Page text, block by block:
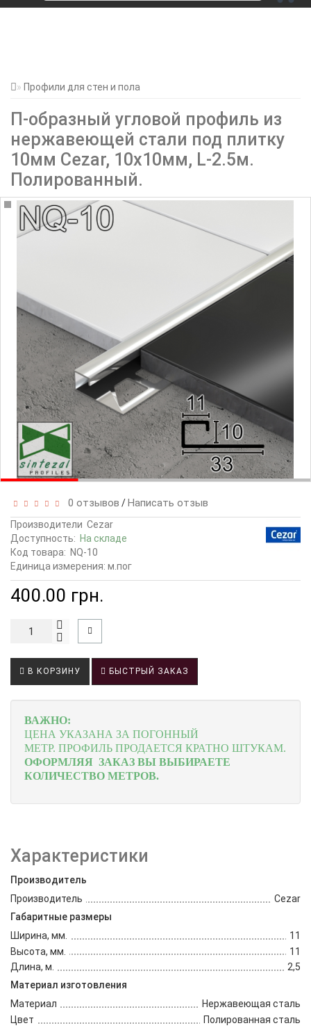
Профили для стен и пола
П-образный угловой профиль из
нержавеющей стали под плитку
10мм Cezar, 10х10мм, L-2.5м.
Полированный.
0 отзывов /Написать отзыв
Производители Cezar
Доступность: На складе
Код товара: NQ-10
Единица измерения: м.пог
400.00 грн.
В КОРЗИНУ БЫСТРЫЙ ЗАКАЗ
ВАЖНО:
ЦЕНА УКАЗАНА ЗА ПОГОННЫЙ
МЕТР. ПРОФИЛЬ ПРОДАЕТСЯ КРАТНО ШТУКАМ.
ОФОРМЛЯЯ ЗАКАЗ ВЫ ВЫБИРАЕТЕ
КОЛИЧЕСТВО МЕТРОВ.
Характеристики
Производитель
Производитель
Cezar
Габаритные размеры
Ширина, мм.
11
Высота, мм.
11
Длина, м.
2,5
Материал изготовления
Материал
Нержавеющая сталь
Цвет
Полированная сталь